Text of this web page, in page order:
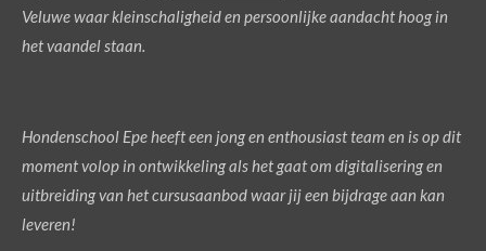
Veluwe waar kleinschaligheid en persoonlijke aandacht hoog in
het vaandel staan.
Hondenschool Epe heeft een jong en enthousiast team en is op dit
moment volop in ontwikkeling als het gaat om digitalisering en
uitbreiding van het cursusaanbod waar jij een bijdrage aan kan
leveren!